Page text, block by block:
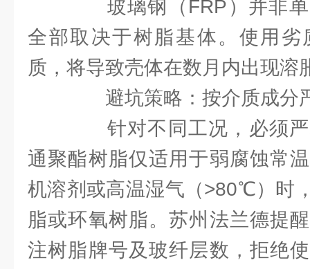
玻璃钢（FRP）并非单
全部取决于树脂基体。使用劣
质，将导致壳体在数月内出现溶
避坑策略：按介质成分
针对不同工况，必须严
通聚酯树脂仅适用于弱腐蚀常
机溶剂或高温湿气（>80℃）时
脂或环氧树脂。苏州法兰德提
注树脂牌号及玻纤层数，拒绝